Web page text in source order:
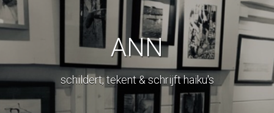
ANN
schildert, tekent & schrijft haiku's